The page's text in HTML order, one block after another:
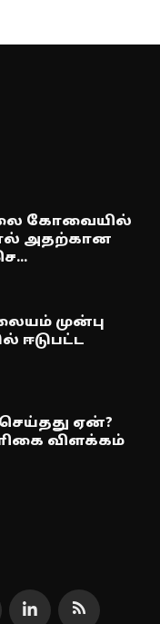
கோவையில்
அதற்கான
முன்பு
ஈடுபட்ட
ஏன்?
விளக்கம்